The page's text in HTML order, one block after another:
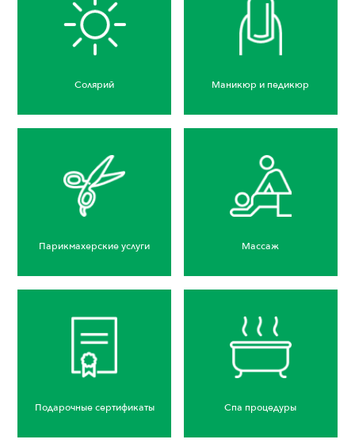
Солярий Маникюр и педикюр
Парикмахерские услуги Массаж
Подарочные сертификаты Спа процедуры